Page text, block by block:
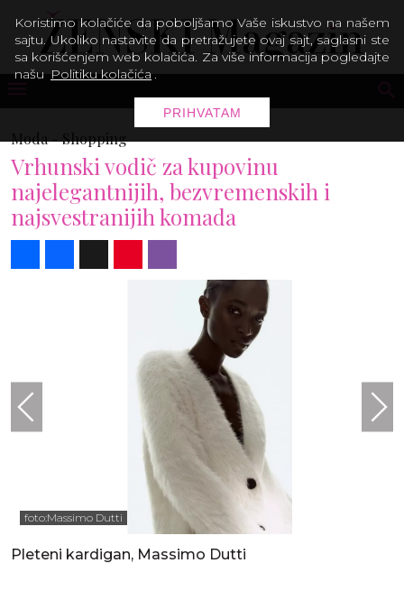
Moda -Shopping
Vrhunski vodič za kupovinu
najelegantnijih, bezvremenskih i
najsvestranijih komada
foto:Massimo Dutti
Pleteni kardigan, Massimo Dutti
Koristimo kolačiće da poboljšamo Vaše iskustvo na našem
sajtu. Ukoliko nastavite da pretražujete ovaj sajt, saglasni ste
sa korišćenjem web kolačića. Za više informacija pogledajte
našu Politiku kolačića .
PRIHVATAM